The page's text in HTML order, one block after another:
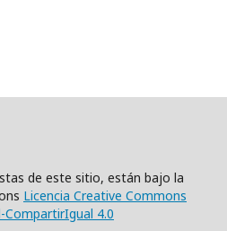
de este sitio, están bajo la
Licencia Creative Commons
4.0